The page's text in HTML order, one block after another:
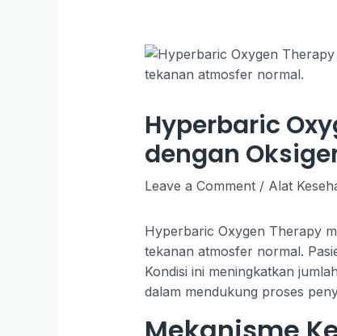
Hyperbaric
dengan
Leave a Comment / Alat
Hyperbaric Oxygen Therapy
tekanan atmosfer normal.
Kondisi ini meningkatkan
dalam mendukung proses